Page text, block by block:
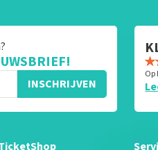
INSCHRIJVEN
Op